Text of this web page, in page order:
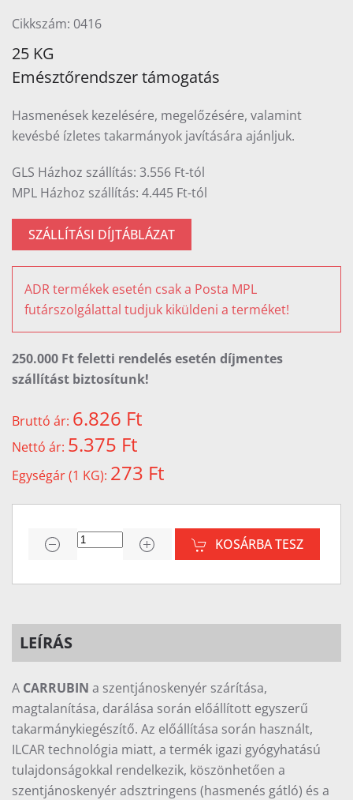
Cikkszám: 0416
25 KG
Emésztőrendszer támogatás
Hasmenések kezelésére, megelőzésére, valamint
kevésbé ízletes takarmányok javítására ajánljuk.
GLS Házhoz szállítás: 3.556 Ft-tól
MPL Házhoz szállítás: 4.445 Ft-tól
SZÁLLÍTÁSI DÍJTÁBLÁZAT
ADR termékek esetén csak a Posta MPL
futárszolgálattal tudjuk kiküldeni a terméket!
250.000 Ft feletti rendelés esetén díjmentes
szállítást biztosítunk!
Bruttó ár: 6.826 Ft
Nettó ár: 5.375 Ft
Egységár (1 KG): 273 Ft
KOSÁRBA TESZ
LEÍRÁS
A CARRUBIN a szentjánoskenyér szárítása,
magtalanítása, darálása során előállított egyszerű
takarmánykiegészítő. Az előállítása során használt,
ILCAR technológia miatt, a termék igazi gyógyhatású
tulajdonságokkal rendelkezik, köszönhetően a
szentjánoskenyér adsztringens (hasmenés gátló) és a